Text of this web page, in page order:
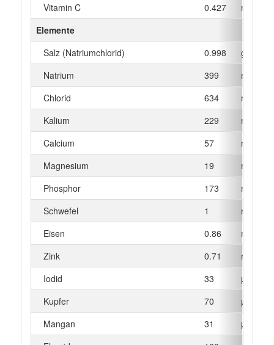
Vitamin C
0.427
mg
Elemente
Salz (Natriumchlorid)
0.998
g
Natrium
399
mg
Chlorid
634
mg
Kalium
229
mg
Calcium
57
mg
Magnesium
19
mg
Phosphor
173
mg
Schwefel
1
mg
Eisen
0.86
mg
Zink
0.71
mg
Iodid
33
µg
Kupfer
70
µg
Mangan
31
µg